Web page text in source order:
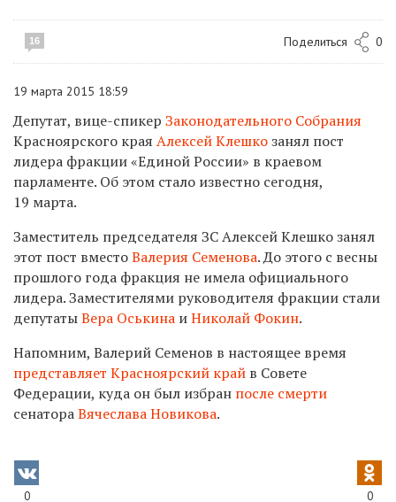
16 Поделиться 0
19 марта 2015 18:59
Депутат, вице-спикер Законодательного Собрания
Красноярского края Алексей Клешкозанял пост
лидера фракции «Единой России» в краевом
парламенте. Об этом стало известно сегодня,
19 марта.
Заместитель председателя ЗС Алексей Клешко занял
этот пост вместоВалерия Семенова. До этого с весны
прошлого года фракция не имела официального
лидера. Заместителями руководителя фракции стали
депутатыВера Оськина иНиколай Фокин.
Напомним, Валерий Семенов в настоящее время
представляет Красноярский край в Совете
Федерации, куда он был избран после смерти
сенатораВячеслава Новикова.
0 0